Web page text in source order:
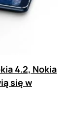
4.2, Nokia
się w